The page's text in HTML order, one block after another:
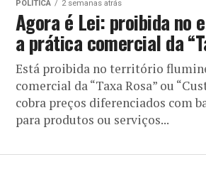
POLÍTICA 2 semanas atrás
Agora é Lei: proibida no
a prática comercial da
Está proibida no território
comercial da “Taxa Rosa” ou
cobra preços diferenciados com
para produtos ou serviços...